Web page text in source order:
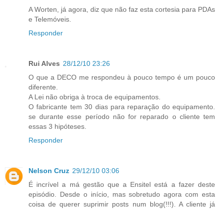
A Worten, já agora, diz que não faz esta cortesia para PDAs
e Telemóveis.
Responder
Rui Alves 28/12/10 23:26
O que a DECO me respondeu à pouco tempo é um pouco
diferente.
A Lei não obriga à troca de equipamentos.
O fabricante tem 30 dias para reparação do equipamento.
se durante esse período não for reparado o cliente tem
essas 3 hipóteses.
Responder
Nelson Cruz 29/12/10 03:06
É incrível a má gestão que a Ensitel está a fazer deste
episódio. Desde o início, mas sobretudo agora com esta
coisa de querer suprimir posts num blog(!!!). A cliente já